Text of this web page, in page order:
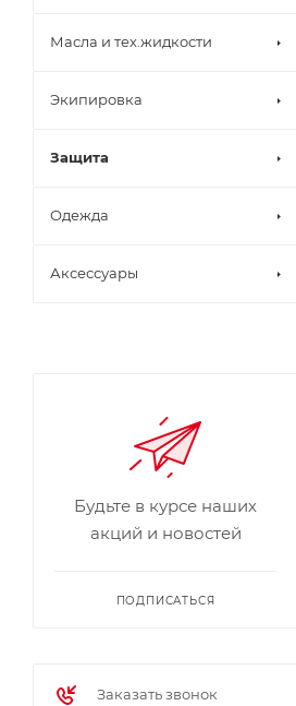
Масла и тех.жидкости
Экипировка
Защита
Одежда
Аксессуары
Будьте в курсе наших
акций и новостей
ПОДПИСАТЬСЯ
Заказать звонок